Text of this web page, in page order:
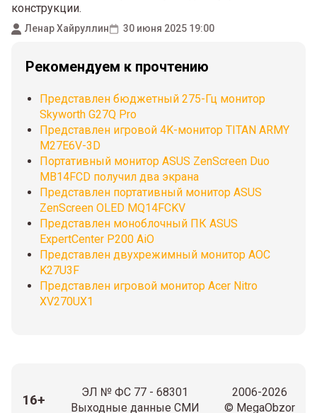
конструкции.
Ленар Хайруллин 30 июня 2025 19:00
Рекомендуем к прочтению
Представлен бюджетный 275-Гц монитор
Skyworth G27Q Pro
Представлен игровой 4K-монитор TITAN ARMY
M27E6V-3D
Портативный монитор ASUS ZenScreen Duo
MB14FCD получил два экрана
Представлен портативный монитор ASUS
ZenScreen OLED MQ14FCKV
Представлен моноблочный ПК ASUS
ExpertCenter P200 AiO
Представлен двухрежимный монитор AOC
K27U3F
Представлен игровой монитор Acer Nitro
XV270UX1
16+
ЭЛ № ФС 77 - 68301
Выходные данные СМИ
2006-2026
© MegaObzor